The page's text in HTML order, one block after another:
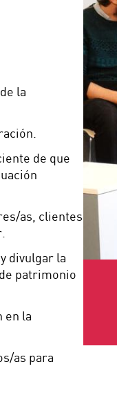
la
de que
as, clientes
divulgar la
patrimonio
en la
as para